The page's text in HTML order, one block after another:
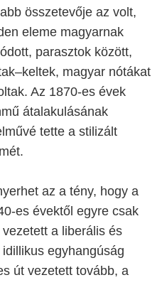
összetevője az volt,
eleme magyarnak
parasztok között,
magyar nótákat
Az 1870-es évek
átalakulásának
tette a stilizált
az a tény, hogy a
es évektől egyre csak
a liberális és
egyhangúság
út vezetett tovább, a